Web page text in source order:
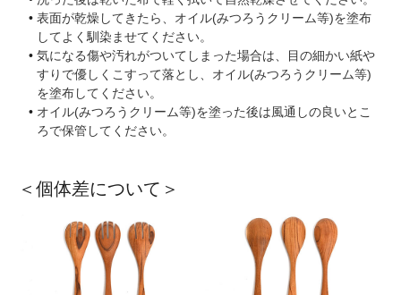
表面が乾燥してきたら、オイル(みつろうクリーム等)を塗布
してよく馴染ませてください。
気になる傷や汚れがついてしまった場合は、目の細かい紙や
すりで優しくこすって落とし、オイル(みつろうクリーム等)
を塗布してください。
オイル(みつろうクリーム等)を塗った後は風通しの良いとこ
ろで保管してください。
＜個体差について＞